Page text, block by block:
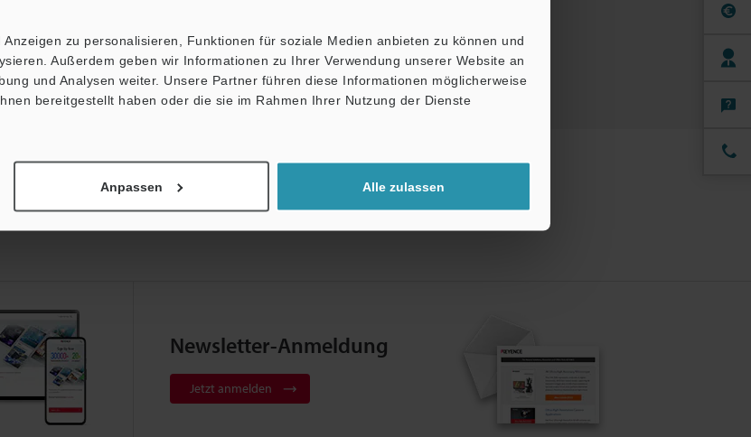
zu personalisieren, Funktionen für soziale Medien anbieten zu können und
Außerdem geben wir Informationen zu Ihrer Verwendung unserer Website an
und Analysen weiter. Unsere Partner führen diese Informationen möglicherweise
bereitgestellt haben oder die sie im Rahmen Ihrer Nutzung der Dienste
Anpassen Alle zulassen
Elektrostatische Entladung / Ionisierer
Newsletter-Anmeldung
Jetzt anmelden